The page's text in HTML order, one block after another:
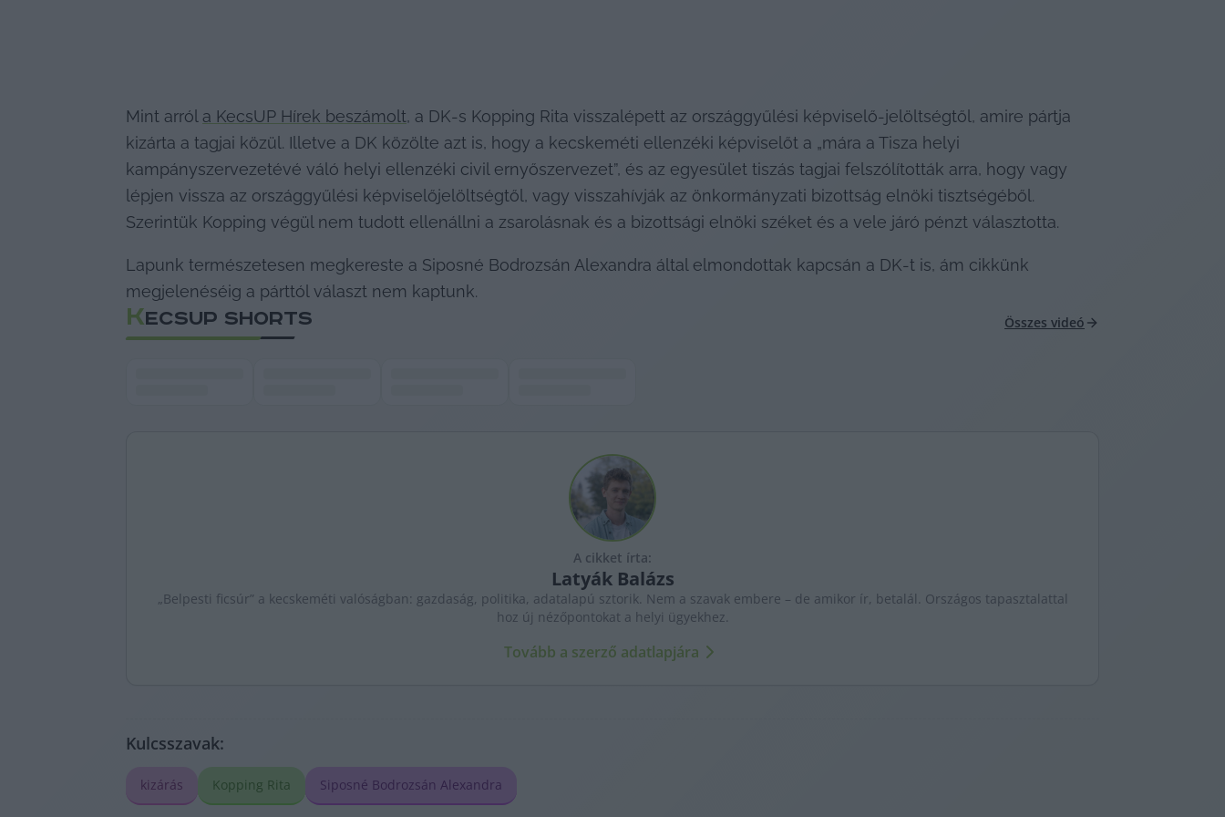
Mint arról a KecsUP Hírek beszámolt, a DK-s Kopping Rita visszalépett az országgyűlési képviselő-jelöltségtől, amire pártja
kizárta a tagjai közül. Illetve a DK közölte azt is, hogy a kecskeméti ellenzéki képviselőt a „mára a Tisza helyi
kampányszervezetévé váló helyi ellenzéki civil ernyőszervezet”, és az egyesület tiszás tagjai felszólították arra, hogy vagy
lépjen vissza az országgyűlési képviselőjelöltségtől, vagy visszahívják az önkormányzati bizottság elnöki tisztségéből.
Szerintük Kopping végül nem tudott ellenállni a zsarolásnak és a bizottsági elnöki széket és a vele járó pénzt választotta.
Lapunk természetesen megkereste a Siposné Bodrozsán Alexandra által elmondottak kapcsán a DK-t is, ám cikkünk
megjelenéséig a párttól választ nem kaptunk.
KECSUP SHORTS Összes videó
A cikket írta:
Latyák Balázs
„Belpesti ficsúr” a kecskeméti valóságban: gazdaság, politika, adatalapú sztorik. Nem a szavak embere – de amikor ír, betalál. Országos tapasztalattal
hoz új nézőpontokat a helyi ügyekhez.
Tovább a szerző adatlapjára
Kulcsszavak:
kizárás Kopping Rita Siposné Bodrozsán Alexandra